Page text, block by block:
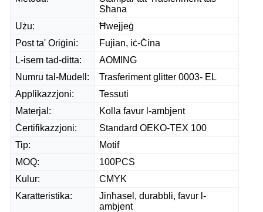
Sħana
Użu:
Ħwejjeġ
Post ta' Oriġini:
Fujian, iċ-Ċina
L-isem tad-ditta:
AOMING
Numru tal-Mudell:
Trasferiment glitter 0003- EL
Applikazzjoni:
Tessuti
Materjal:
Kolla favur l-ambjent
Ċertifikazzjoni:
Standard OEKO-TEX 100
Tip:
Motif
MOQ:
100PCS
Kulur:
CMYK
Karatteristika:
Jinħasel, durabbli, favur l-
ambjent